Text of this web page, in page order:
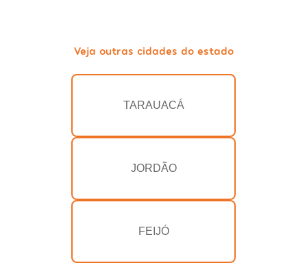
Veja outras cidades do estado
TARAUACÁ
JORDÃO
FEIJÓ